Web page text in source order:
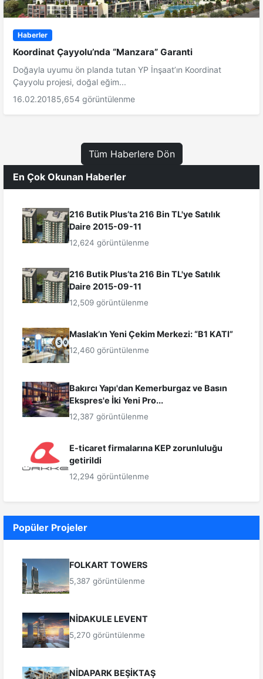
Haberler
Koordinat Çayyolu’nda “Manzara” Garanti
Doğayla uyumu ön planda tutan YP İnşaat’ın Koordinat
Çayyolu projesi, doğal eğim...
16.02.20185,654 görüntülenme
Tüm Haberlere Dön
En Çok Okunan Haberler
216 Butik Plus’ta 216 Bin TL'ye Satılık
Daire 2015-09-11
12,624 görüntülenme
216 Butik Plus’ta 216 Bin TL'ye Satılık
Daire 2015-09-11
12,509 görüntülenme
Maslak’ın Yeni Çekim Merkezi: “B1 KATI”
12,460 görüntülenme
Bakırcı Yapı'dan Kemerburgaz ve Basın
Ekspres'e İki Yeni Pro...
12,387 görüntülenme
E-ticaret firmalarına KEP zorunluluğu
getirildi
12,294 görüntülenme
Popüler Projeler
FOLKART TOWERS
5,387 görüntülenme
NİDAKULE LEVENT
5,270 görüntülenme
NİDAPARK BEŞİKTAŞ